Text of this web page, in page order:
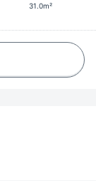
31.0m²